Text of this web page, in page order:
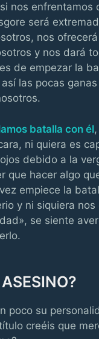
nos enfrentamos
será
nos
y nos dará
de empezar la
las pocas
batalla con él
ni quiera es
debido a la
que hacer algo
empiece la
y ni siquiera nos
se siente
poco su
creéis que